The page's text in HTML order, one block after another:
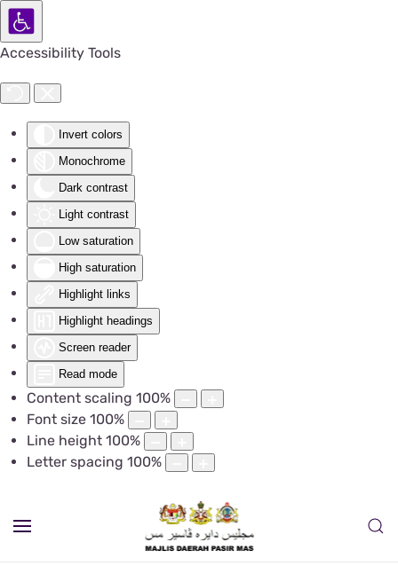
Accessibility Tools
Invert colors
Monochrome
Dark contrast
Light contrast
Low saturation
High saturation
Highlight links
Highlight headings
Screen reader
Read mode
Content scaling 100%
Font size 100%
Line height 100%
Letter spacing 100%